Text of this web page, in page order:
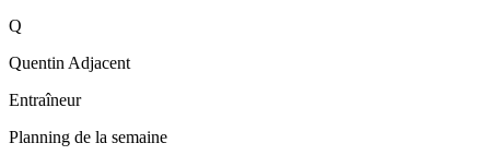
Q
Quentin Adjacent
Entraîneur
Planning de la semaine